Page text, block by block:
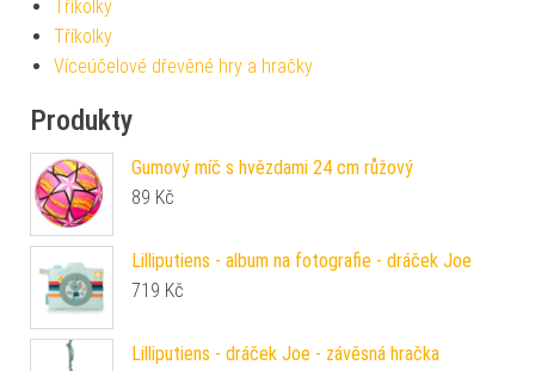
Tříkolky
Tříkolky
Víceúčelové dřevěné hry a hračky
Produkty
Gumový míč s hvězdami 24 cm růžový
89 Kč
Lilliputiens - album na fotografie - dráček Joe
719 Kč
Lilliputiens - dráček Joe - závěsná hračka